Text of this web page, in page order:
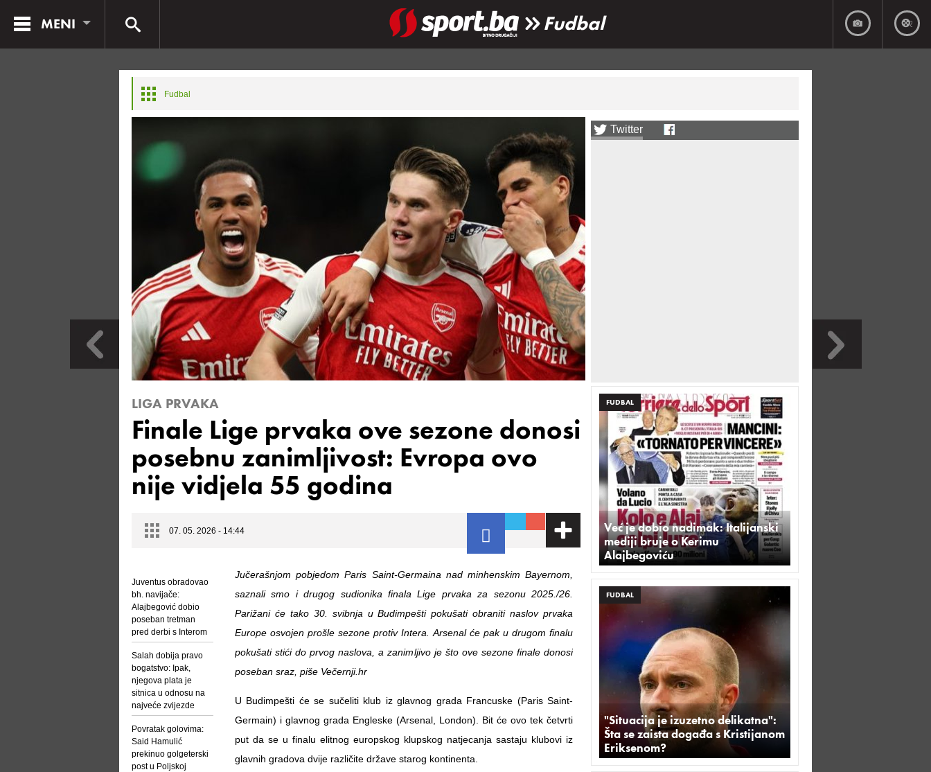
MENI Fudbal
Fudbal
LIGA PRVAKA
Finale Lige prvaka ove sezone donosi
posebnu zanimljivost: Evropa ovo
nije vidjela 55 godina
07. 05. 2026 - 14:44
Juventus obradovao
bh. navijače:
Alajbegović dobio
poseban tretman
pred derbi s Interom
Salah dobija pravo
bogatstvo: Ipak,
njegova plata je
sitnica u odnosu na
najveće zvijezde
Povratak golovima:
Said Hamulić
prekinuo golgeterski
post u Poljskoj
Jučerašnjom pobjedom Paris Saint-Germaina nad minhenskim Bayernom,
saznali smo i drugog sudionika finala Lige prvaka za sezonu 2025./26.
Parižani će tako 30. svibnja u Budimpešti pokušati obraniti naslov prvaka
Europe osvojen prošle sezone protiv Intera. Arsenal će pak u drugom finalu
pokušati stići do prvog naslova, a zanimljivo je što ove sezone finale donosi
poseban sraz, piše Večernji.hr
U Budimpešti će se sučeliti klub iz glavnog grada Francuske (Paris Saint-
Germain) i glavnog grada Engleske (Arsenal, London). Bit će ovo tek četvrti
put da se u finalu elitnog europskog klupskog natjecanja sastaju klubovi iz
glavnih gradova dvije različite države starog kontinenta.
Twitter
FUDBAL
Već je dobio nadimak: Italijanski
mediji bruje o Kerimu
Alajbegoviću
FUDBAL
"Situacija je izuzetno delikatna":
Šta se zaista događa s Kristijanom
Eriksenom?